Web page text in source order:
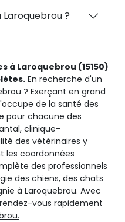
?
à Laroquebrou (15150)
En recherche d'un
? Exerçant en grand
de la santé des
pour chacune des
clinique-
des vétérinaires y
les coordonnées
des professionnels
des chiens, des chats
à Laroquebrou. Avec
vous rapidement